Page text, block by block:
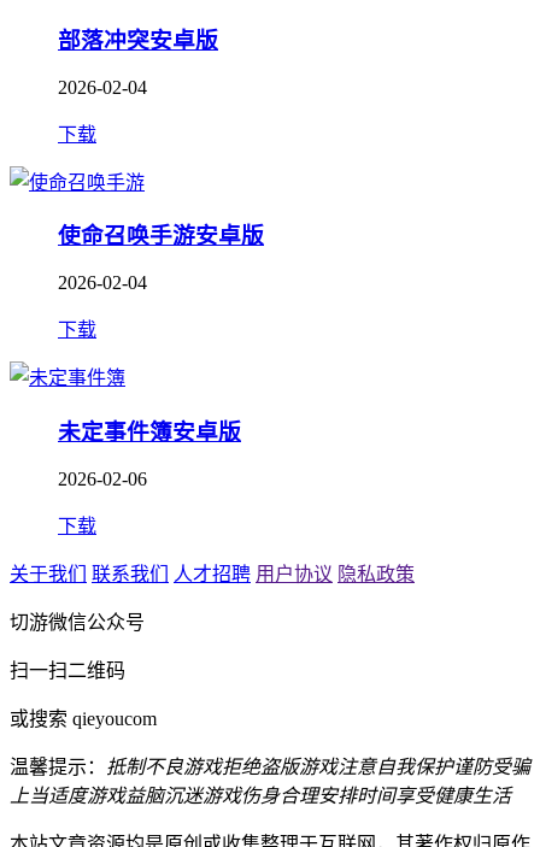
部落冲突安卓版
2026-02-04
下载
使命召唤手游安卓版
2026-02-04
下载
未定事件簿安卓版
2026-02-06
下载
关于我们 联系我们 人才招聘 用户协议 隐私政策
切游微信公众号
扫一扫二维码
或搜索 qieyoucom
温馨提示： 抵制不良游戏拒绝盗版游戏注意自我保护谨防受骗
上当适度游戏益脑沉迷游戏伤身合理安排时间享受健康生活